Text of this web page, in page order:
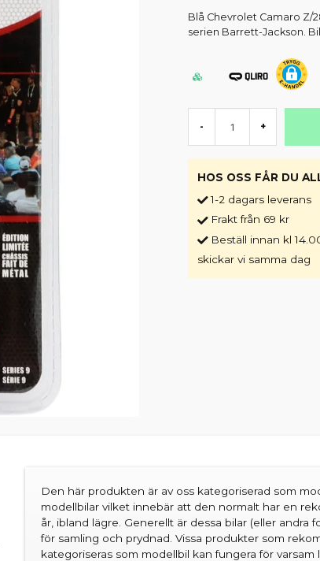
Blå Chevrolet Camaro Z/
serien Barrett-Jackson.
- +
HOS OSS FÅR DU
1-2 dagars leverans
Frakt från 69 kr
Beställ innan kl
skickar vi samma dag
Den här produkten är av oss kategoriserad som
modellbilar vilket innebär att den normalt har en
år, ibland lägre. Generellt är dessa bilar (eller andra
för samling och prydnad. Vissa produkter som
kategoriseras som modellbil kan fungera för